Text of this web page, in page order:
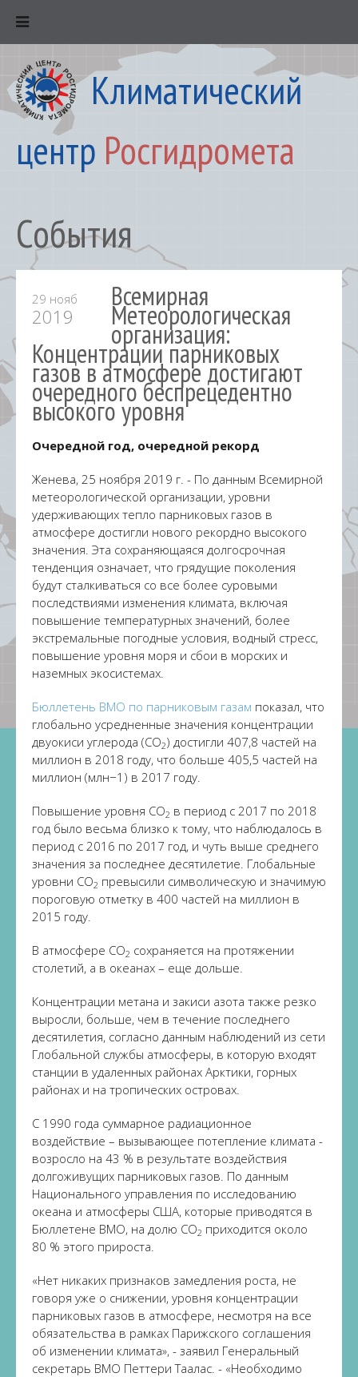
Климатический
центр Росгидромета
События
29 нояб
2019
Всемирная
Метеорологическая
организация:
Концентрации парниковых
газов в атмосфере достигают
очередного беспрецедентно
высокого уровня
Очередной год, очередной рекорд
Женева, 25 ноября 2019 г. - По данным Всемирной
метеорологической организации, уровни
удерживающих тепло парниковых газов в
атмосфере достигли нового рекордно высокого
значения. Эта сохраняющаяся долгосрочная
тенденция означает, что грядущие поколения
будут сталкиваться со все более суровыми
последствиями изменения климата, включая
повышение температурных значений, более
экстремальные погодные условия, водный стресс,
повышение уровня моря и сбои в морских и
наземных экосистемах.
Бюллетень ВМО по парниковым газам показал, что
глобально усредненные значения концентрации
двуокиси углерода (CO2) достигли 407,8 частей на
миллион в 2018 году, что больше 405,5 частей на
миллион (млн−1) в 2017 году.
Повышение уровня CO2 в период с 2017 по 2018
год было весьма близко к тому, что наблюдалось в
период с 2016 по 2017 год, и чуть выше среднего
значения за последнее десятилетие. Глобальные
уровни CO2 превысили символическую и значимую
пороговую отметку в 400 частей на миллион в
2015 году.
В атмосфере CO2 сохраняется на протяжении
столетий, а в океанах – еще дольше.
Концентрации метана и закиси азота также резко
выросли, больше, чем в течение последнего
десятилетия, согласно данным наблюдений из сети
Глобальной службы атмосферы, в которую входят
станции в удаленных районах Арктики, горных
районах и на тропических островах.
С 1990 года суммарное радиационное
воздействие – вызывающее потепление климата -
возросло на 43 % в результате воздействия
долгоживущих парниковых газов. По данным
Национального управления по исследованию
океана и атмосферы США, которые приводятся в
Бюллетене ВМО, на долю CO2 приходится около
80 % этого прироста.
«Нет никаких признаков замедления роста, не
говоря уже о снижении, уровня концентрации
парниковых газов в атмосфере, несмотря на все
обязательства в рамках Парижского соглашения
об изменении климата», - заявил Генеральный
секретарь ВМО Петтери Таалас. - «Необходимо